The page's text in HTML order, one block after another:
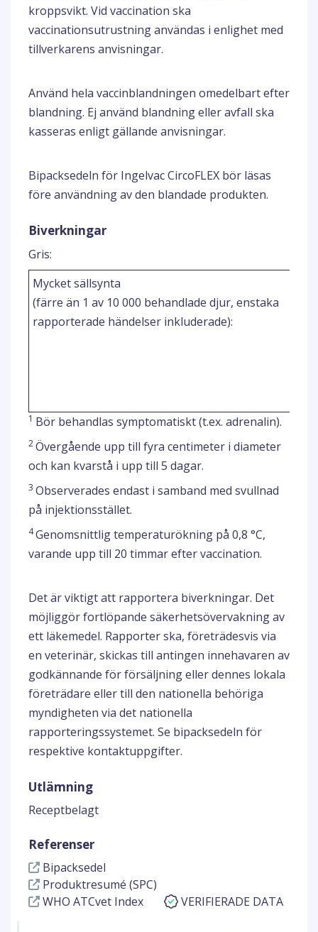
kroppsvikt. Vid vaccination ska
vaccinationsutrustning användas i enlighet med
tillverkarens anvisningar.
Använd hela vaccinblandningen omedelbart efter
blandning. Ej använd blandning eller avfall ska
kasseras enligt gällande anvisningar.
Bipacksedeln för Ingelvac CircoFLEX bör läsas
före användning av den blandade produkten.
Biverkningar
Gris:
Mycket sällsynta
(färre än 1 av 10 000 behandlade djur, enstaka
rapporterade händelser inkluderade):
1 Bör behandlas symptomatiskt (t.ex. adrenalin).
2Övergående upp till fyra centimeter i diameter
och kan kvarstå i upp till 5 dagar.
3 Observerades endast i samband med svullnad
på injektionsstället.
4Genomsnittlig temperaturökning på 0,8 °C,
varande upp till 20 timmar efter vaccination.
Det är viktigt att rapportera biverkningar. Det
möjliggör fortlöpande säkerhetsövervakning av
ett läkemedel. Rapporter ska, företrädesvis via
en veterinär, skickas till antingen innehavaren av
godkännande för försäljning eller dennes lokala
företrädare eller till den nationella behöriga
myndigheten via det nationella
rapporteringssystemet. Se bipacksedeln för
respektive kontaktuppgifter.
Utlämning
Receptbelagt
Referenser
Bipacksedel
Produktresumé (SPC)
WHO ATCvet Index
VERIFIERADE DATA